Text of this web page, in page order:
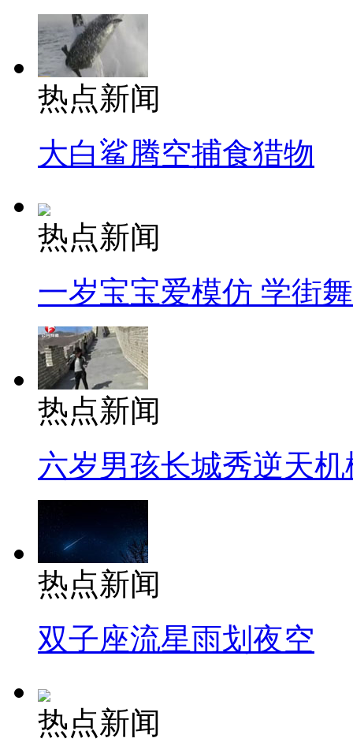
热点新闻
大白鲨腾空捕食猎物
热点新闻
一岁宝宝爱模仿 学街
热点新闻
六岁男孩长城秀逆天机
热点新闻
双子座流星雨划夜空
热点新闻